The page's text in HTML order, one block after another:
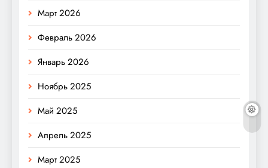
Март 2026
Февраль 2026
Январь 2026
Ноябрь 2025
Май 2025
Апрель 2025
Март 2025